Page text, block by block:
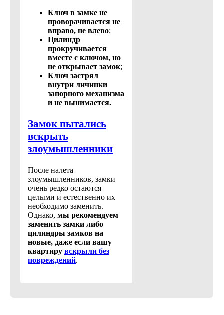
Ключ в замке не
проворачивается не
вправо, не влево;
Цилиндр
прокручивается
вместе с ключом, но
не открывает замок;
Ключ застрял
внутри личинки
запорного механизма
и не вынимается.
Замок пытались
вскрыть
злоумышленники
После налета
злоумышленников, замки
очень редко остаются
целыми и естественно их
необходимо заменить.
Однако, мы рекомендуем
заменить замки либо
цилиндры замков на
новые, даже если вашу
квартиру вскрыли без
повреждений.